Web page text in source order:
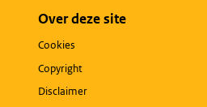
Over deze site
Cookies
Copyright
Disclaimer